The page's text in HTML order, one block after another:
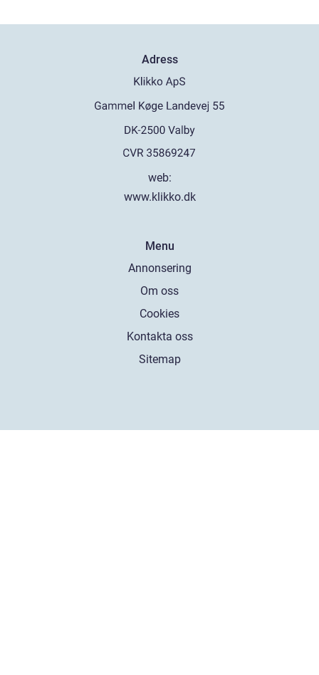
Adress
web:
www.klikko.dk
Menu
Annonsering
Om oss
Cookies
Kontakta oss
Sitemap